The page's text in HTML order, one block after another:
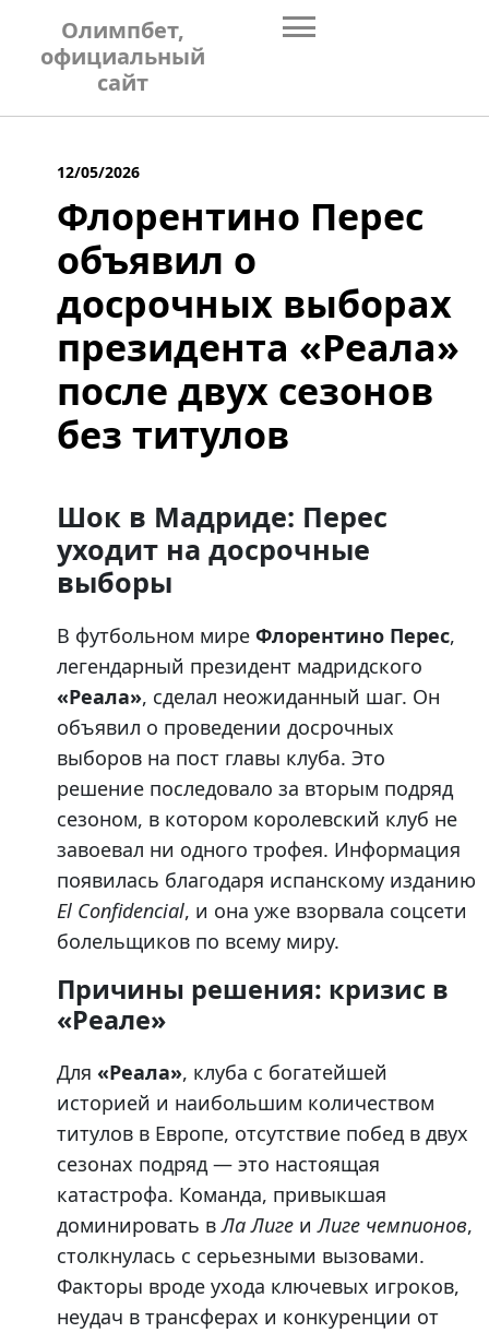
content
Олимпбет,
официальный
сайт
12/05/2026
Флорентино Перес
объявил о
досрочных выборах
президента «Реала»
после двух сезонов
без титулов
Шок в Мадриде: Перес
уходит на досрочные
выборы
В футбольном мире Флорентино Перес,
легендарный президент мадридского
«Реала», сделал неожиданный шаг. Он
объявил о проведении досрочных
выборов на пост главы клуба. Это
решение последовало за вторым подряд
сезоном, в котором королевский клуб не
завоевал ни одного трофея. Информация
появилась благодаря испанскому изданию
El Confidencial, и она уже взорвала соцсети
болельщиков по всему миру.
Причины решения: кризис в
«Реале»
Для «Реала», клуба с богатейшей
историей и наибольшим количеством
титулов в Европе, отсутствие побед в двух
сезонах подряд — это настоящая
катастрофа. Команда, привыкшая
доминировать вЛа Лиге иЛиге чемпионов,
столкнулась с серьезными вызовами.
Факторы вроде ухода ключевых игроков,
неудач в трансферах и конкуренции от